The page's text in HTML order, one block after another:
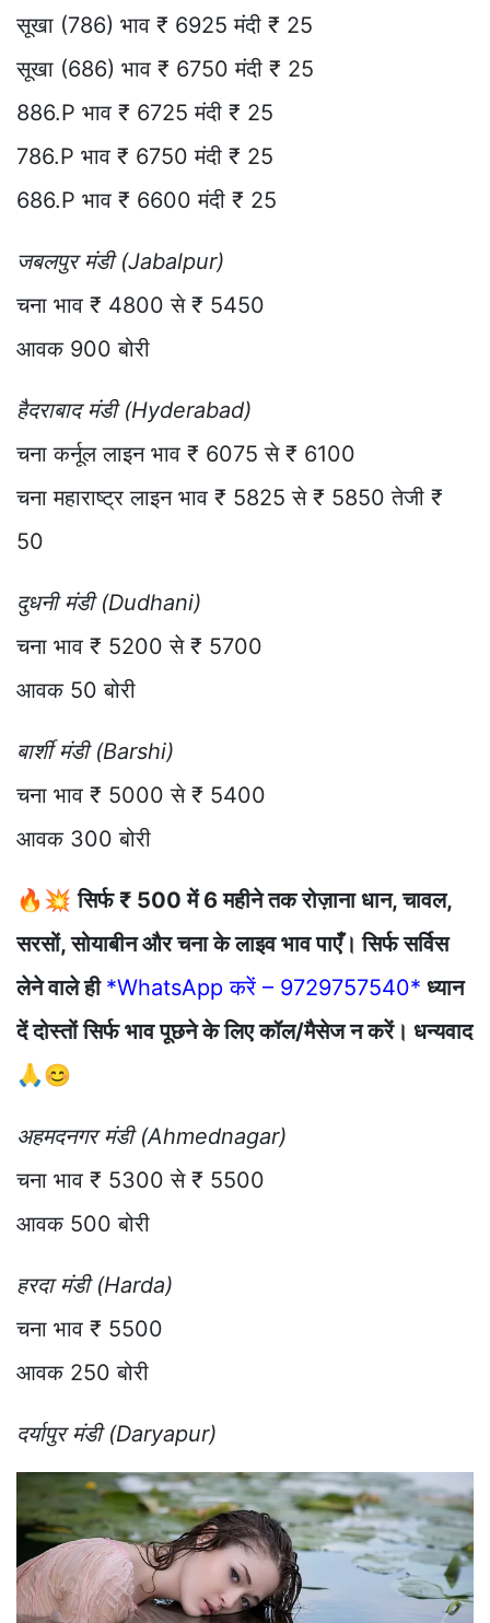
सूखा (786) भाव ₹ 6925 मंदी ₹ 25
सूखा (686) भाव ₹ 6750 मंदी ₹ 25
886.P भाव ₹ 6725 मंदी ₹ 25
786.P भाव ₹ 6750 मंदी ₹ 25
686.P भाव ₹ 6600 मंदी ₹ 25
जबलपुर मंडी (Jabalpur)
चना भाव ₹ 4800 से ₹ 5450
आवक 900 बोरी
हैदराबाद मंडी (Hyderabad)
चना कर्नूल लाइन भाव ₹ 6075 से ₹ 6100
चना महाराष्ट्र लाइन भाव ₹ 5825 से ₹ 5850 तेजी ₹
50
दुधनी मंडी (Dudhani)
चना भाव ₹ 5200 से ₹ 5700
आवक 50 बोरी
बार्शी मंडी (Barshi)
चना भाव ₹ 5000 से ₹ 5400
आवक 300 बोरी
🔥💥सिर्फ ₹ 500 में 6 महीने तक रोज़ाना धान, चावल,
सरसों, सोयाबीन और चना के लाइव भाव पाएँ। सिर्फ सर्विस
लेने वाले ही *WhatsApp करें – 9729757540* ध्यान
दें दोस्तों सिर्फ भाव पूछने के लिए कॉल/मैसेज न करें। धन्यवाद
🙏😊
अहमदनगर मंडी (Ahmednagar)
चना भाव ₹ 5300 से ₹ 5500
आवक 500 बोरी
हरदा मंडी (Harda)
चना भाव ₹ 5500
आवक 250 बोरी
दर्यापुर मंडी (Daryapur)